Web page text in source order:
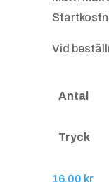
Vid
Antal
Tryck
16.00 kr